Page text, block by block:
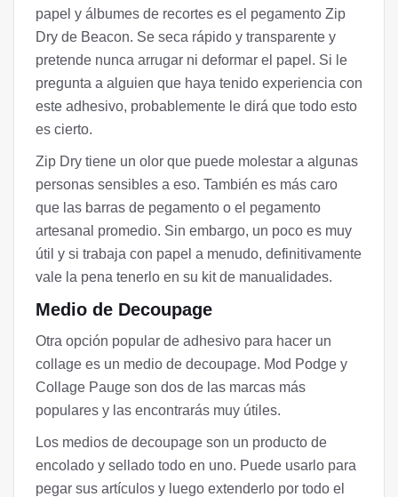
papel y álbumes de recortes es el pegamento Zip
Dry de Beacon. Se seca rápido y transparente y
pretende nunca arrugar ni deformar el papel. Si le
pregunta a alguien que haya tenido experiencia con
este adhesivo, probablemente le dirá que todo esto
es cierto.
Zip Dry tiene un olor que puede molestar a algunas
personas sensibles a eso. También es más caro
que las barras de pegamento o el pegamento
artesanal promedio. Sin embargo, un poco es muy
útil y si trabaja con papel a menudo, definitivamente
vale la pena tenerlo en su kit de manualidades.
Medio de Decoupage
Otra opción popular de adhesivo para hacer un
collage es un medio de decoupage. Mod Podge y
Collage Pauge son dos de las marcas más
populares y las encontrarás muy útiles.
Los medios de decoupage son un producto de
encolado y sellado todo en uno. Puede usarlo para
pegar sus artículos y luego extenderlo por todo el